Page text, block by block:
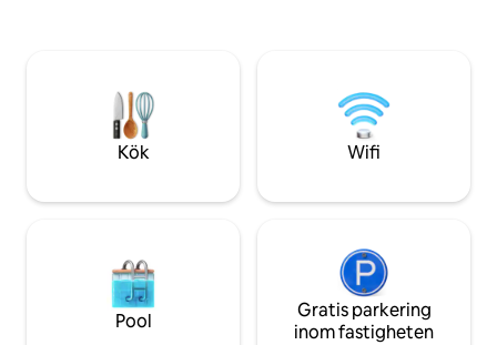
Stormarknad på bottenvåningen.
säkerhetsgrindar.
och gratis privat
tillgänglig på plats.
Kök Wifi
Pool
Gratis parkering
inom fastigheten